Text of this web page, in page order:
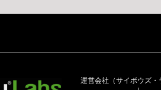
運営会社（サイボウズ・